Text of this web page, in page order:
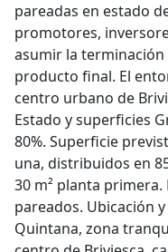
pareadas en estado
promotores,
asumir la
producto final. El
centro urbano de
Estado y superficies
80%. Superficie
una, distribuidos en
30 m² planta
pareados. Ubicación
Quintana, zona